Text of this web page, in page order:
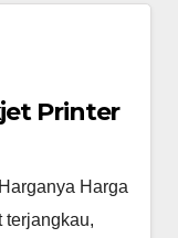
Printer
Harga
terjangkau,